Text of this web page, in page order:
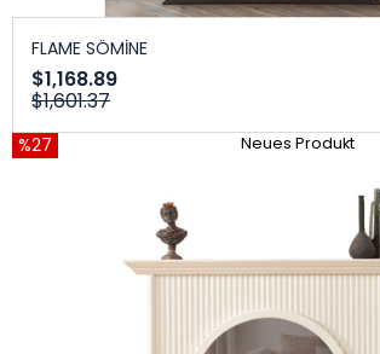
FLAME SÖMİNE
$1,168.89
$1,601.37
%27 Neues Produkt